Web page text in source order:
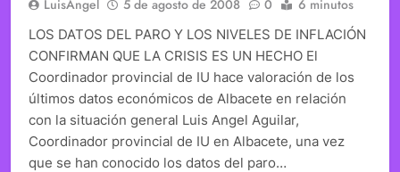
LuisAngel 5 de agosto de 2008 0 6 minutos
LOS DATOS DEL PARO Y LOS NIVELES DE INFLACIÓN
CONFIRMAN QUE LA CRISIS ES UN HECHO El
Coordinador provincial de IU hace valoración de los
últimos datos económicos de Albacete en relación
con la situación general Luis Angel Aguilar,
Coordinador provincial de IU en Albacete, una vez
que se han conocido los datos del paro…